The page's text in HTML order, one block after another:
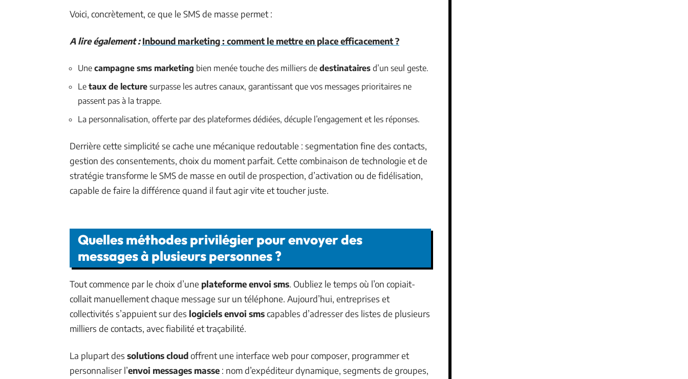
Voici, concrètement, ce que le SMS de masse permet :
A lire également : Inbound marketing : comment le mettre en place efficacement ?
Une campagne sms marketing bien menée touche des milliers de destinataires d’un seul geste.
Le taux de lecture surpasse les autres canaux, garantissant que vos messages prioritaires ne
passent pas à la trappe.
La personnalisation, offerte par des plateformes dédiées, décuple l’engagement et les réponses.
Derrière cette simplicité se cache une mécanique redoutable : segmentation fine des contacts,
gestion des consentements, choix du moment parfait. Cette combinaison de technologie et de
stratégie transforme le SMS de masse en outil de prospection, d’activation ou de fidélisation,
capable de faire la différence quand il faut agir vite et toucher juste.
Quelles méthodes privilégier pour envoyer des
messages à plusieurs personnes ?
Tout commence par le choix d’une plateforme envoi sms. Oubliez le temps où l’on copiait-
collait manuellement chaque message sur un téléphone. Aujourd’hui, entreprises et
collectivités s’appuient sur des logiciels envoi smscapables d’adresser des listes de plusieurs
milliers de contacts, avec fiabilité et traçabilité.
La plupart des solutions cloudoffrent une interface web pour composer, programmer et
personnaliser l’envoi messages masse : nom d’expéditeur dynamique, segments de groupes,